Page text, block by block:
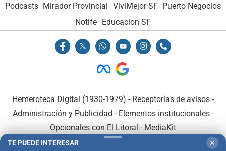
Podcasts Mirador Provincial VivíMejor SF Puerto Negocios
Notife Educacion SF
Hemeroteca Digital (1930-1979) - Receptorías de avisos -
Administración y Publicidad - Elementos institucionales-
Opcionales con El Litoral - MediaKit
TE PUEDE INTERESAR ✕